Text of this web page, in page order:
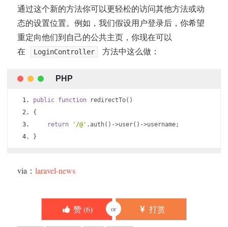
通过这个新的方法你可以更轻松的访问其他方法或动
态的设置位置。例如，我们假设用户登录后，你希望
重定向他们到自己的公共主页，你现在可以
在
LoginController 方法中这么做：
public function redirectTo()
{
return
'/@' .auth()->user()->username;
}
via： laravel-news
赞 (6) or 打赏